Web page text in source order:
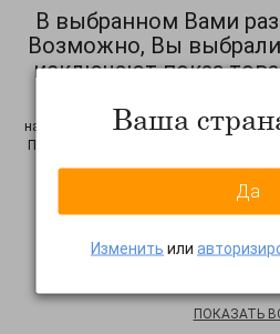
В выбранном Вами
Возможно, Вы
исключают показ
на период тестирования сайта
Просим Вас уведомить нас об этом
узнаем о
ПОКАЗАТЬ
Ваша
Да
Изменить или